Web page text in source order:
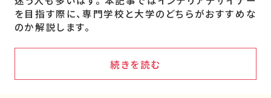
を目指す際に、専門学校と大学のどちらがおすすめな
のか解説します。
続きを読む